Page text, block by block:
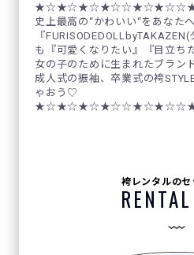
史上最高の“かわいい“をあなたへ
『
も『可愛くなりたい』『目立ち
女の子のために生まれたブラン
成人式の振袖、卒業式の袴
ゃおう♡
袴レンタルのセ